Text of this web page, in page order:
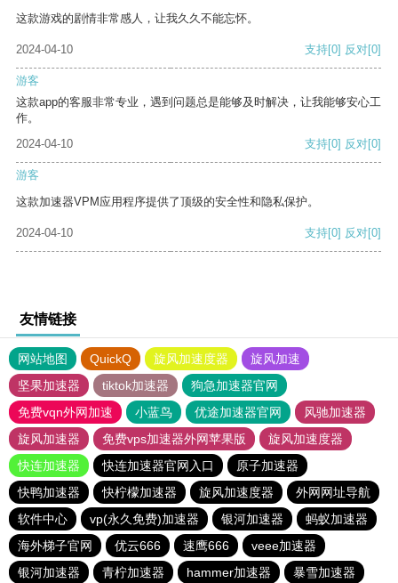
这款游戏的剧情非常感人，让我久久不能忘怀。
2024-04-10 支持[0] 反对[0]
游客
这款app的客服非常专业，遇到问题总是能够及时解决，让我能够安心工
作。
2024-04-10
支持[0] 反对[0]
游客
这款加速器VPM应用程序提供了顶级的安全性和隐私保护。
2024-04-10 支持[0] 反对[0]
友情链接
网站地图 QuickQ 旋风加速度器
旋风加速
坚果加速器
tiktok加速器
狗急加速器官网
免费vqn外网加速
小蓝鸟 优途加速器官网
风驰加速器
旋风加速器
免费vps加速器外网苹果版
旋风加速度器
快连加速器
快连加速器官网入口
原子加速器
快鸭加速器
快柠檬加速器 旋风加速度器
外网网址导航
软件中心
vp(永久免费)加速器 银河加速器
蚂蚁加速器
海外梯子官网
优云666 速鹰666
veee加速器
银河加速器
青柠加速器 hammer加速器 暴雪加速器